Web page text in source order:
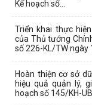
Kế hoạch số...
Triển khai thực
của Thủ tướng
số 226-KL/TW ngày
Hoàn thiện cơ sở
hiệu quả quản lý,
hoạch số 145/KH-